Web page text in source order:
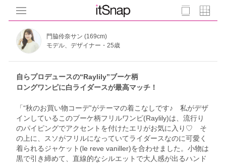
門脇伶奈サン (169cm)
モデル、デザイナー・25歳
自らプロデュースの“Raylily”ブーケ柄
ロングワンピに白ライダースが最高マッチ！
「“秋のお買い物コーデ”がテーマの着こなしです♪ 私がデザ
インしているこのブーケ柄フリルワンピ(Raylily)は、流行り
のパイピングでアクセントを付けたエリがお気に入り♡ そ
の上に、スソがフリルになっていてライダースなのに可愛く
着られるジャケット(le reve vaniller)を合わせました。小物は
黒で引き締めて、直線的なシルエットで大人感が出るハンド